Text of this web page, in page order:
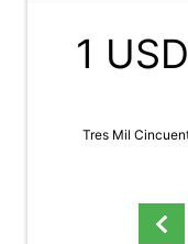
1
Tres Mil